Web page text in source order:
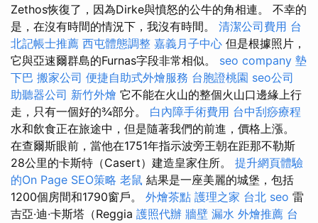
Zethos恢復了，因為Dirke與憤怒的公牛的角相連。 不幸的
是，在沒有時間的情況下，我沒有時間。 清潔公司費用 台
北記帳士推薦 西屯體態調整 嘉義月子中心 但是根據照片，
它與亞速爾群島的Furnas字段非常相似。 seo company 墊
下巴 搬家公司 便捷自助式外燴服務 台胞證桃園 seo公司
助聽器公司 新竹外燴 它不能在火山的整個火山口邊緣上行
走，只有一個好的¾部分。 白內障手術費用 台中刮痧療程
水和飲食正在旅途中，但是隨著我們的前進，價格上漲。
在查爾斯眼前，當他在1751年指示波旁王朝在距那不勒斯
28公里的卡斯特（Casert）建造皇家住所。 提升網頁體驗
的On Page SEO策略 老鼠 結果是一座美麗的城堡，包括
1200個房間和1790窗戶。 外燴茶點 護理之家 台北 seo 雷
吉亞·迪·卡斯塔（Reggia 護照代辦 牆壁 漏水 外燴推薦 台